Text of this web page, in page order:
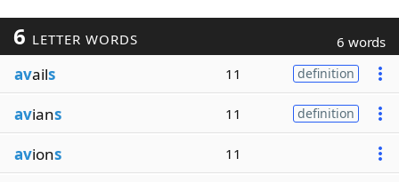
6 LETTER WORDS 6 words
avails 11 definition
avians 11 definition
avions 11